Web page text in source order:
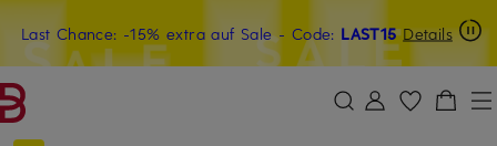
ZUM HAUPTINHALT ÜBERSPRINGEN ZUM SUCHFELD ÜBERSPRINGEN
Last Chance: -15% extra auf Sale- Code: LAST15 Details
20€-Willkommensgutschein mit Beyond sichern